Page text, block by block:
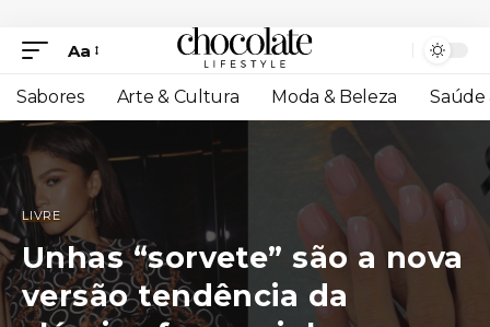
Aa
Sabores Arte & Cultura Moda & Beleza Saúde
LIVRE
Unhas “sorvete” são a nova
versão tendência da